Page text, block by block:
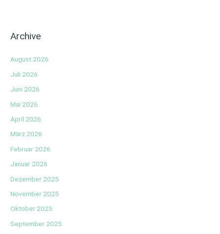
Archive
August 2026
Juli 2026
Juni 2026
Mai 2026
April 2026
März 2026
Februar 2026
Januar 2026
Dezember 2025
November 2025
Oktober 2025
September 2025